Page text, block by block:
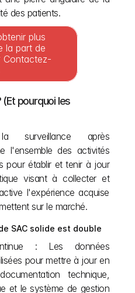
des patients.
plus
la part de
Contactez-
pourquoi les
après
l'ensemble des activités
pour établir et tenir à jour
visant à collecter et
l'expérience acquise
sur le marché.
SAC solide est double
: Les données
pour mettre à jour en
technique,
et le système de gestion